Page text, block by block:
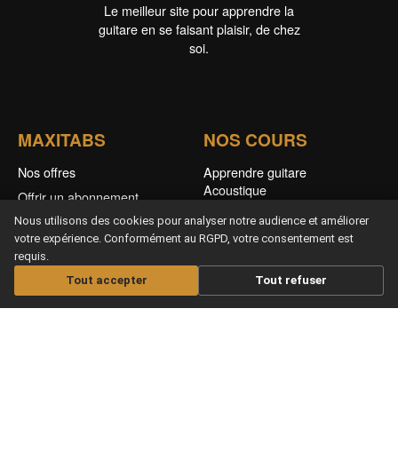
Le meilleur site pour apprendre la
guitare en se faisant plaisir, de chez
soi.
MAXITABS
Nos offres
Offrir un abonnement
Les Infos musicales
Aide / FAQS
CGV & Confidentialité
NOS COURS
Apprendre guitare
Acoustique
Apprendre guitare Electrique
Apprendre Ukulélé
Nos Cours Live
Nos Partitions
Nous utilisons des cookies pour analyser notre audience et améliorer
votre expérience. Conformément au RGPD, votre consentement est
requis.
Tout accepter
Tout refuser